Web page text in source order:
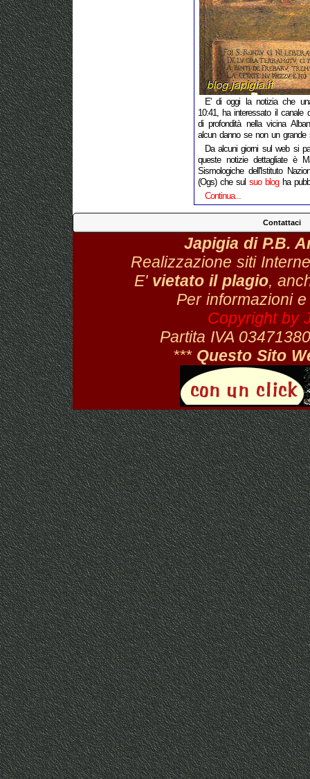
E' di oggi la notizia che
10:41, ha interessato il
di profondità nella vicina
alcun danno se non un grande
Da alcuni giorni sul web si
queste notizie dettagliate è
Sismologiche dell'Istituto
(Ogs) che sul suo blogha
Continua...
Contattaci
Japigia di P.B.
Realizzazione siti
E' vietato il plagio,
Per informazioni
Copyright by
Partita IVA
*** Questo Sito